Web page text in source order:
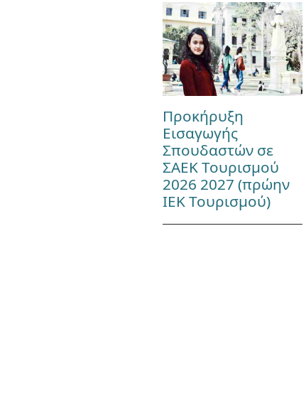
Προκήρυξη
Εισαγωγής
Σπουδαστών σε
ΣΑΕΚ Τουρισμού
2026 2027 (πρώην
ΙΕΚ Τουρισμού)